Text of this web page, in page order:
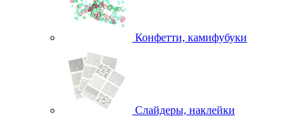
Конфетти, камифубуки
Слайдеры, наклейки